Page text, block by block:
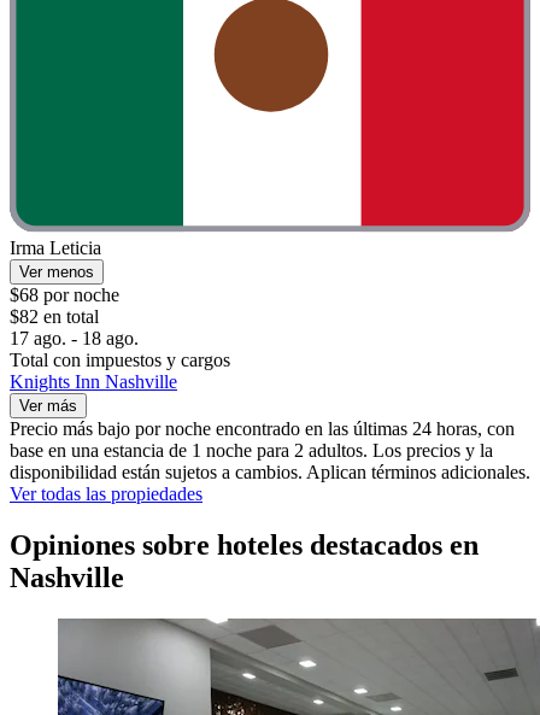
Irma Leticia
Ver menos
$68 por noche
$82 en total
17 ago. - 18 ago.
Total con impuestos y cargos
Knights Inn Nashville
Ver más
Precio más bajo por noche encontrado en las últimas 24 horas, con
base en una estancia de 1 noche para 2 adultos. Los precios y la
disponibilidad están sujetos a cambios. Aplican términos adicionales.
Ver todas las propiedades
Opiniones sobre hoteles destacados en
Nashville